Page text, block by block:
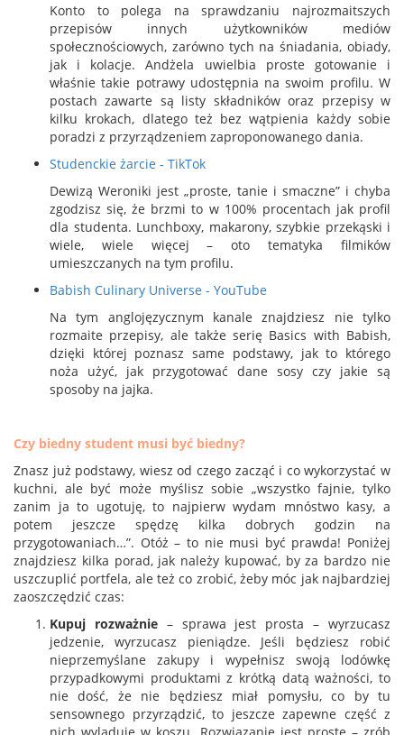
Konto to polega na sprawdzaniu najrozmaitszych
przepisów innych użytkowników mediów
społecznościowych, zarówno tych na śniadania, obiady,
jak i kolacje. Andżela uwielbia proste gotowanie i
właśnie takie potrawy udostępnia na swoim profilu. W
postach zawarte są listy składników oraz przepisy w
kilku krokach, dlatego też bez wątpienia każdy sobie
poradzi z przyrządzeniem zaproponowanego dania.
Studenckie żarcie - TikTok
Dewizą Weroniki jest „proste, tanie i smaczne” i chyba
zgodzisz się, że brzmi to w 100% procentach jak profil
dla studenta. Lunchboxy, makarony, szybkie przekąski i
wiele, wiele więcej – oto tematyka filmików
umieszczanych na tym profilu.
Babish Culinary Universe - YouTube
Na tym anglojęzycznym kanale znajdziesz nie tylko
rozmaite przepisy, ale także serię Basics with Babish,
dzięki której poznasz same podstawy, jak to którego
noża użyć, jak przygotować dane sosy czy jakie są
sposoby na jajka.
Czy biedny student musi być biedny?
Znasz już podstawy, wiesz od czego zacząć i co wykorzystać w
kuchni, ale być może myślisz sobie „wszystko fajnie, tylko
zanim ja to ugotuję, to najpierw wydam mnóstwo kasy, a
potem jeszcze spędzę kilka dobrych godzin na
przygotowaniach…”. Otóż – to nie musi być prawda! Poniżej
znajdziesz kilka porad, jak należy kupować, by za bardzo nie
uszczuplić portfela, ale też co zrobić, żeby móc jak najbardziej
zaoszczędzić czas:
Kupuj rozważnie – sprawa jest prosta – wyrzucasz
jedzenie, wyrzucasz pieniądze. Jeśli będziesz robić
nieprzemyślane zakupy i wypełnisz swoją lodówkę
przypadkowymi produktami z krótką datą ważności, to
nie dość, że nie będziesz miał pomysłu, co by tu
sensownego przyrządzić, to jeszcze zapewne część z
nich wyląduje w koszu. Rozwiązanie jest proste – zrób